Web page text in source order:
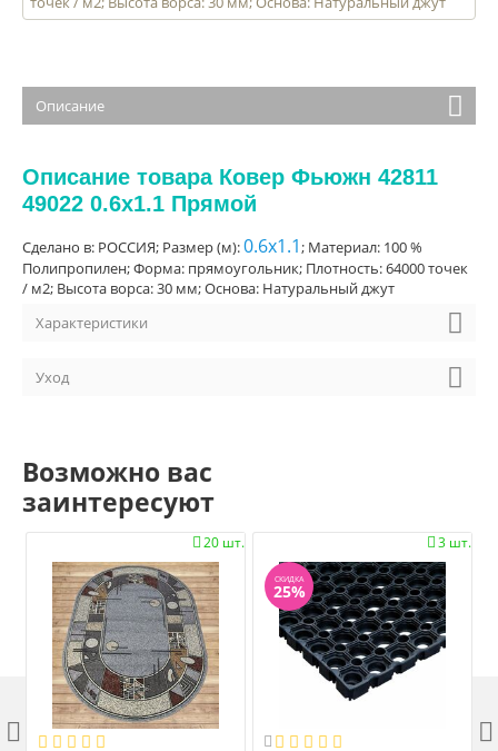
Описание
Описание товара Ковер Фьюжн 42811
49022 0.6x1.1 Прямой
Сделано в: РОССИЯ; Размер (м):0.6x1.1; Материал: 100 %
Полипропилен; Форма: прямоугольник; Плотность: 64000 точек
/ м2; Высота ворса: 30 мм; Основа: Натуральный джут
Характеристики
Уход
Возможно вас
заинтересуют
20 шт.
 3 шт.

СКИДКА
25%

 